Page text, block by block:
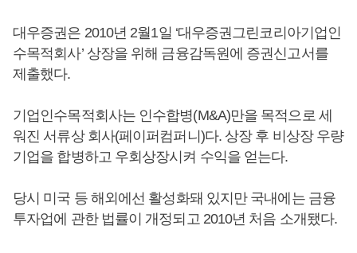
대우증권은 2010년 2월1일 ‘대우증권그린코리아기업인
수목적회사’ 상장을 위해 금융감독원에 증권신고서를
제출했다.
기업인수목적회사는 인수합병(M&A)만을 목적으로 세
워진 서류상 회사(페이퍼컴퍼니)다. 상장 후 비상장 우량
기업을 합병하고 우회상장시켜 수익을 얻는다.
당시 미국 등 해외에선 활성화돼 있지만 국내에는 금융
투자업에 관한 법률이 개정되고 2010년 처음 소개됐다.